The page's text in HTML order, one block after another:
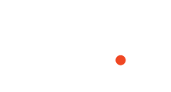
you the best experience
this website, you accept
how the website is used and
more or to find out how
our